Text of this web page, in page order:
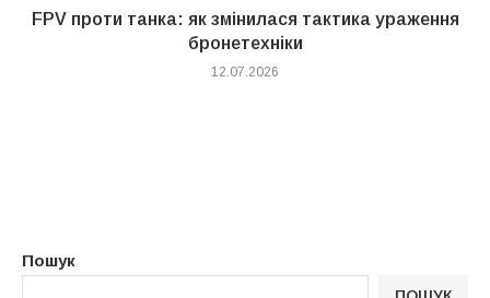
FPV проти танка: як змінилася тактика ураження
бронетехніки
12.07.2026
Пошук